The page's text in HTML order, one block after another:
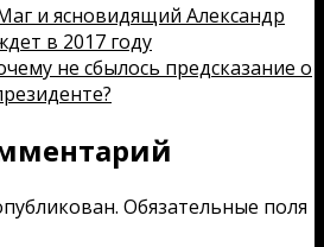
и ясновидящий Александр
в 2017 году
не сбылось предсказание о
Обязательные поля